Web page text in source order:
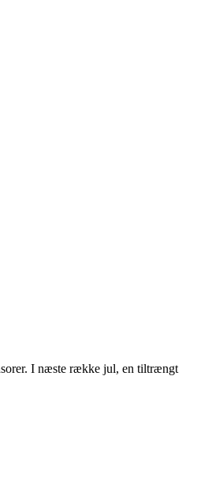
I næste række jul, en tiltrængt